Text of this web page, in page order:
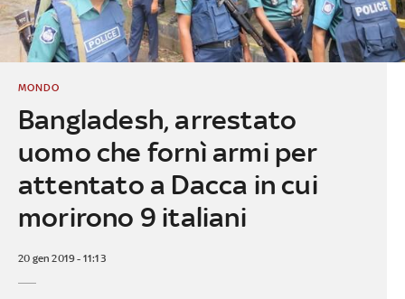
Bangladesh, arrestato
uomo che fornì armi per
attentato a Dacca in cui
morirono 9 italiani
MONDO
20 gen 2019 - 11:13